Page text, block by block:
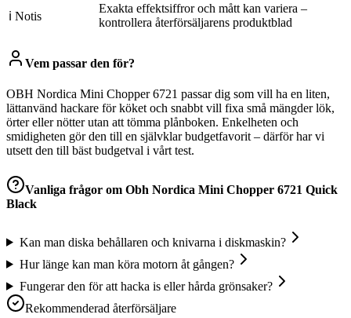
ℹ Notis
Exakta effektsiffror och mått kan variera –
kontrollera återförsäljarens produktblad
Vem passar den för?
OBH Nordica Mini Chopper 6721 passar dig som vill ha en liten,
lättanvänd hackare för köket och snabbt vill fixa små mängder lök,
örter eller nötter utan att tömma plånboken. Enkelheten och
smidigheten gör den till en självklar budgetfavorit – därför har vi
utsett den till bäst budgetval i vårt test.
Vanliga frågor om Obh Nordica Mini Chopper 6721 Quick
Black
Kan man diska behållaren och knivarna i diskmaskin?
Hur länge kan man köra motorn åt gången?
Fungerar den för att hacka is eller hårda grönsaker?
Rekommenderad återförsäljare